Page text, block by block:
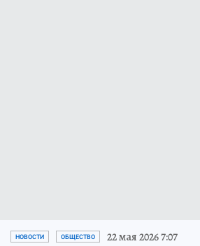
НОВОСТИ ОБЩЕСТВО 22 мая 2026 7:07